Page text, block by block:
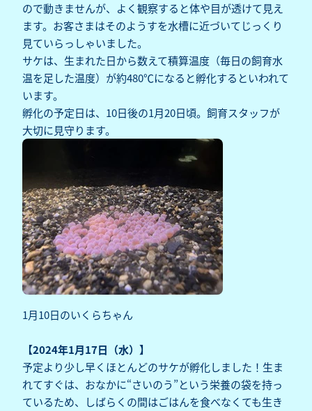
ので動きませんが、よく観察すると体や目が透けて見え
ます。お客さまはそのようすを水槽に近づいてじっくり
見ていらっしゃいました。
サケは、生まれた日から数えて積算温度（毎日の飼育水
温を足した温度）が約480℃になると孵化するといわれて
います。
孵化の予定日は、10日後の1月20日頃。飼育スタッフが
大切に見守ります。
1月10日のいくらちゃん
【2024年1月17日（水）】
予定より少し早くほとんどのサケが孵化しました！生ま
れてすぐは、おなかに“さいのう”という栄養の袋を持っ
ているため、しばらくの間はごはんを食べなくても生き